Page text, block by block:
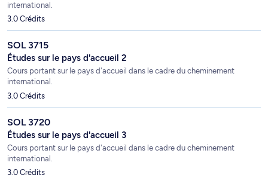
international.
3.0 Crédits
SOL 3715
Études sur le pays d'accueil 2
Cours portant sur le pays d'accueil dans le cadre du cheminement
international.
3.0 Crédits
SOL 3720
Études sur le pays d'accueil 3
Cours portant sur le pays d'accueil dans le cadre du cheminement
international.
3.0 Crédits